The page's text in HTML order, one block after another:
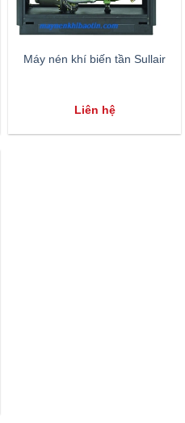
Máy nén khí biến tần Sullair
Liên hệ